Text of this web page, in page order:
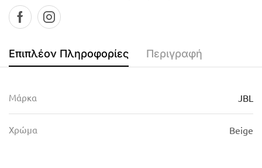
Επιπλέον Πληροφορίες Περιγραφή
Μάρκα JBL
Χρώμα Beige